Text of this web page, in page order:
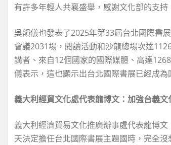
有許多年輕人共襄盛舉，感謝文化部的支
吳韻儀也發表了2025年第33屆台北國際書
會議2031場，閱讀活動和沙龍總場次達
講者、來自12個國家的國際媒體、高達
儀表示，這也顯示出台北國際書展已經成
義大利經貿文化處代表龍博文：加強台義
義大利經濟貿易文化推廣辦事處代表龍博
天決定擔任台北國際書展主題國時，完全